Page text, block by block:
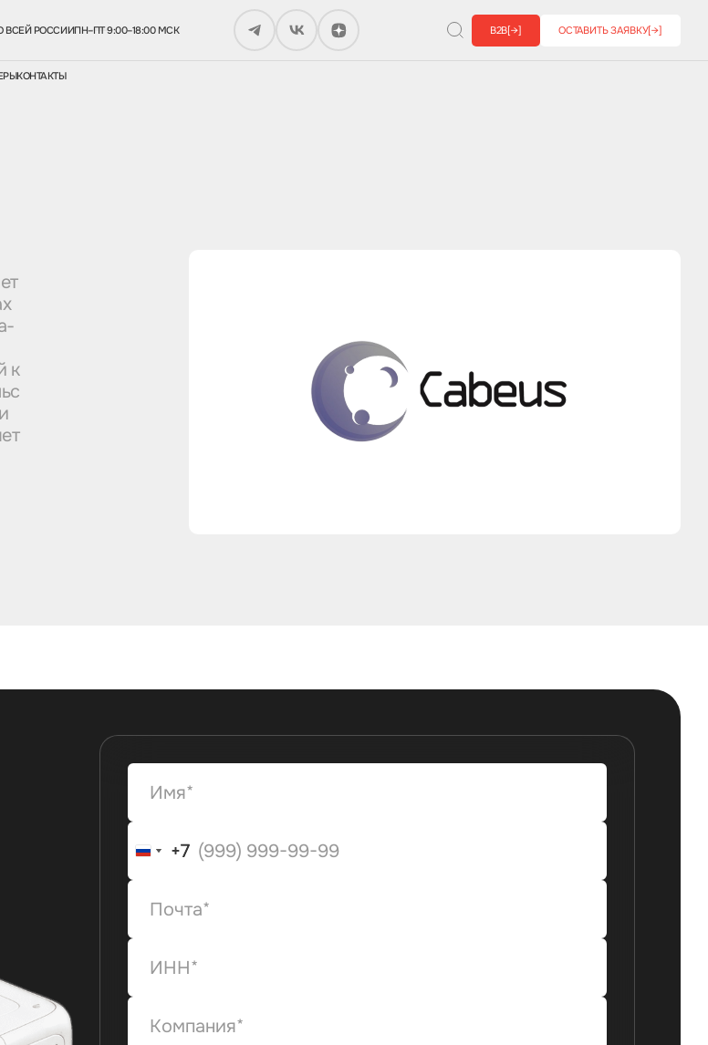
ВСЕЙ РОССИИПН–ПТ 9:00–18:00 МСК B2B[→] ОСТАВИТЬ ЗАЯВКУ[→]
КОНТАКТЫ
к
+7
+7